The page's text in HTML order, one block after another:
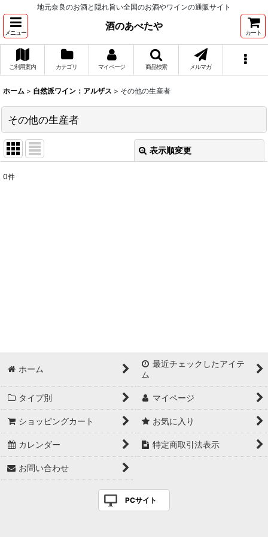
地元奈良のお酒と隠れ旨い全国のお酒やワインの通販サイト
メニュー
酒のあべたや
カート
ご利用案内 カテゴリ マイページ 商品検索 メルマガ
ホーム > 自然派ワイン：アルザス > その他の生産者
その他の生産者
表示順変更
0件
ホーム
最近チェックしたアイテ
ム
タイプ別 マイページ
ショッピングカート お気に入り
カレンダー 特定商取引法表示
お問い合わせ
PCサイト